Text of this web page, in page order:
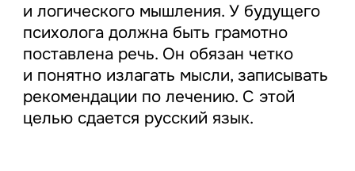
и логического мышления. У будущего
психолога должна быть грамотно
поставлена речь. Он обязан четко
и понятно излагать мысли, записывать
рекомендации по лечению. С этой
целью сдается русский язык.